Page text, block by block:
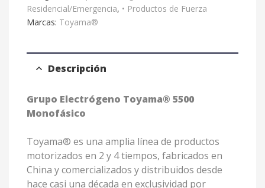
Residencial/Emergencia, • Productos de Fuerza
Marcas: Toyama®
Descripción
Grupo Electrógeno Toyama® 5500
Monofásico
Toyama® es una amplia línea de productos
motorizados en 2 y 4 tiempos, fabricados en
China y comercializados y distribuidos desde
hace casi una década en exclusividad por